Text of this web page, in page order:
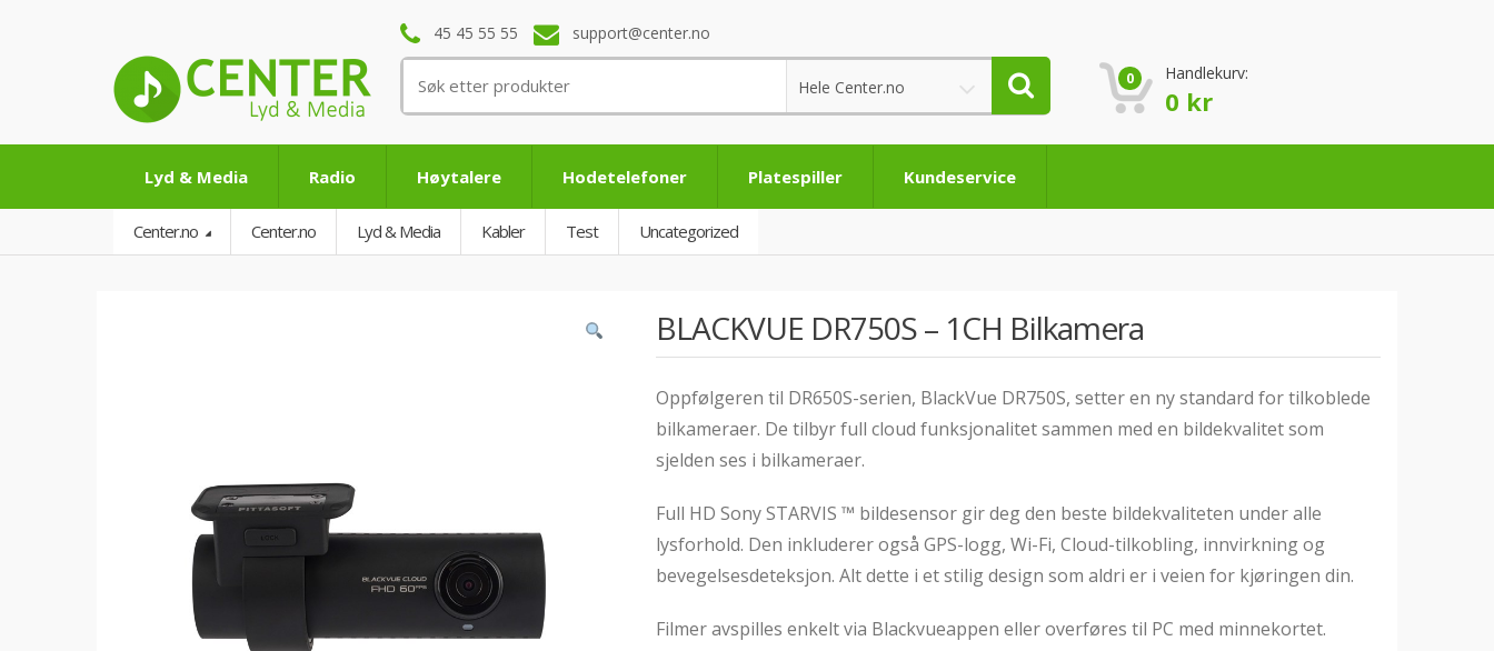
45 45 55 55 support@center.no
etter:
Hele Center.no 0 Handlekurv:
0 kr
Lyd & Media Radio Høytalere Hodetelefoner Platespiller Kundeservice
Center.no Center.no Lyd & Media Kabler Test Uncategorized
BLACKVUE DR750S – 1CH Bilkamera
Oppfølgeren til DR650S-serien, BlackVue DR750S, setter en ny standard for tilkoblede
bilkameraer. De tilbyr full cloud funksjonalitet sammen med en bildekvalitet som
sjelden ses i bilkameraer.
Full HD Sony STARVIS ™ bildesensor gir deg den beste bildekvaliteten under alle
lysforhold. Den inkluderer også GPS-logg, Wi-Fi, Cloud-tilkobling, innvirkning og
bevegelsesdeteksjon. Alt dette i et stilig design som aldri er i veien for kjøringen din.
Filmer avspilles enkelt via Blackvueappen eller overføres til PC med minnekortet.